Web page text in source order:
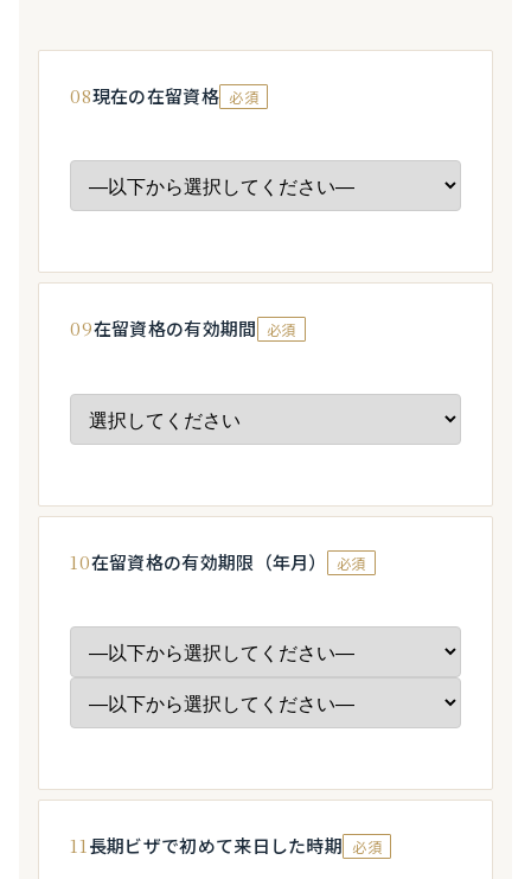
08現在の在留資格 必須
09在留資格の有効期間 必須
10在留資格の有効期限（年月） 必須
11長期ビザで初めて来日した時期 必須